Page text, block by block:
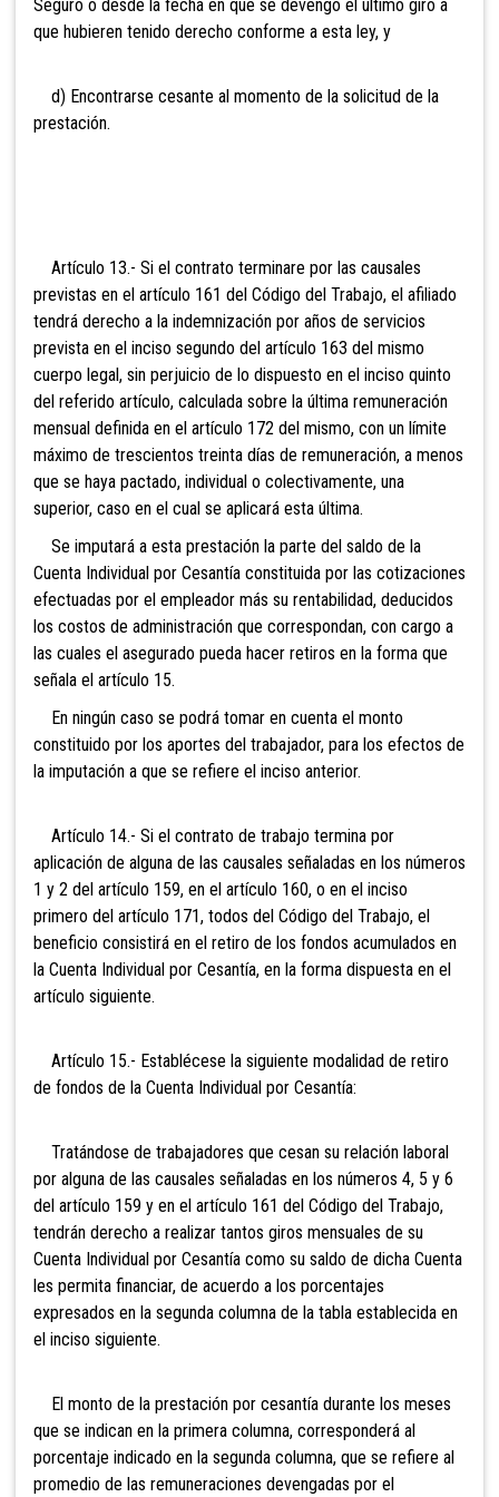
Seguro o desde la fecha en que se devengó el último giro a
que hubieren tenido derecho conforme a esta ley, y
d) Encontrarse cesante al momento de la solicitud de la
prestación.
Artículo 13.- Si el contrato terminare por las causales
previstas en el artículo 161 del Código del Trabajo, el afiliado
tendrá derecho a la indemnización por años de servicios
prevista en el inciso segundo del artículo 163 del mismo
cuerpo legal, sin perjuicio de lo dispuesto en el inciso quinto
del referido artículo, calculada sobre la última remuneración
mensual definida en el artículo 172 del mismo, con un límite
máximo de trescientos treinta días de remuneración, a menos
que se haya pactado, individual o colectivamente, una
superior, caso en el cual se aplicará esta última.
Se imputará a esta prestación la parte del saldo de la
Cuenta Individual por Cesantía constituida por las cotizaciones
efectuadas por el empleador más su rentabilidad, deducidos
los costos de administración que correspondan, con cargo a
las cuales el asegurado pueda hacer retiros en la forma que
señala el artículo 15.
En ningún caso se podrá tomar en cuenta el monto
constituido por los aportes del trabajador, para los efectos de
la imputación a que se refiere el inciso anterior.
Artículo 14.- Si el contrato de trabajo termina por
aplicación de alguna de las causales señaladas en los números
1 y 2 del artículo 159, en el artículo 160, o en el inciso
primero del artículo 171, todos del Código del Trabajo, el
beneficio consistirá en el retiro de los fondos acumulados en
la Cuenta Individual por Cesantía, en la forma dispuesta en el
artículo siguiente.
Artículo 15.- Establécese la siguiente modalidad de retiro
de fondos de la Cuenta Individual por Cesantía:
Tratándose de trabajadores que cesan su relación laboral
por alguna de las causales señaladas en los números 4, 5 y 6
del artículo 159 y en el artículo 161 del Código del Trabajo,
tendrán derecho a realizar tantos giros mensuales de su
Cuenta Individual por Cesantía como su saldo de dicha Cuenta
les permita financiar, de acuerdo a los porcentajes
expresados en la segunda columna de la tabla establecida en
el inciso siguiente.
El monto de la prestación por cesantía durante los meses
que se indican en la primera columna, corresponderá al
porcentaje indicado en la segunda columna, que se refiere al
promedio de las remuneraciones devengadas por el